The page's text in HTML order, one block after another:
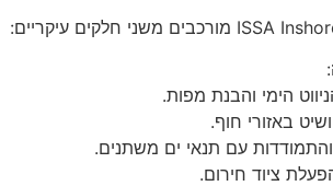
:
הימי והבנת מפות.
באזורי חוף.
והתמודדות עם תנאי ים משתנים.
ציוד חירום.